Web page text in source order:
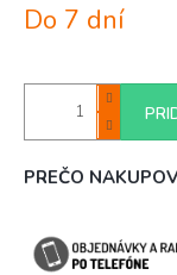
cena:
Do 7 dní
PREČO